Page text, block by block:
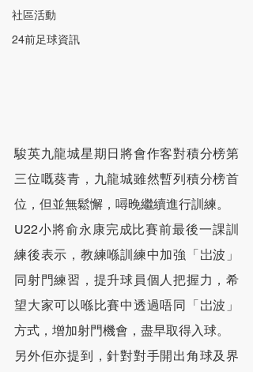
社區活動
24前足球資訊
駿英九龍城星期日將會作客對積分榜第
三位嘅葵青，九龍城雖然暫列積分榜首
位，但並無鬆懈，噚晚繼續進行訓練。
U22小將俞永康完成比賽前最後一課訓
練後表示，教練喺訓練中加強「岀波」
同射門練習，提升球員個人把握力，希
望大家可以喺比賽中透過唔同「岀波」
方式，增加射門機會，盡早取得入球。
另外佢亦提到，針對對手開出角球及界